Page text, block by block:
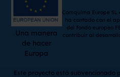
Una manera
de hacer
Europa
Comquima Europe
ha contado con el
del fondo europeo
contribuir al
Este proyecto está subvencionado